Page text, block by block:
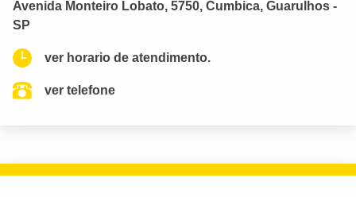
Avenida Monteiro Lobato, 5750, Cumbica, Guarulhos -
SP
ver horario de atendimento.
ver telefone